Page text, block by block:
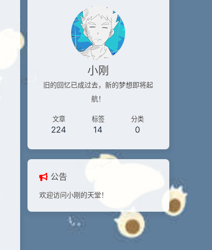
小刚
旧的回忆已成过去，新的梦想即将起
航！
文章
224
标签
14
分类
0
公告
欢迎访问小刚的天堂！